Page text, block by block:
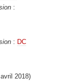
:
: DC
2018)